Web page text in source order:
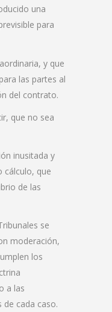
una
para
y que
las partes al
del contrato.
que no sea
inusitada y
cálculo, que
de las
se
moderación,
los
a las
de cada caso.